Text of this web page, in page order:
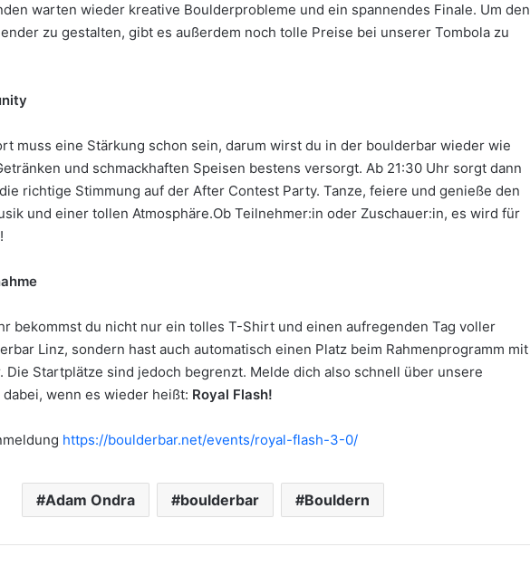
warten wieder kreative Boulderprobleme und ein spannendes Finale. Um den
zu gestalten, gibt es außerdem noch tolle Preise bei unserer Tombola zu
muss eine Stärkung schon sein, darum wirst du in der boulderbar wieder wie
und schmackhaften Speisen bestens versorgt. Ab 21:30 Uhr sorgt dann
richtige Stimmung auf der After Contest Party. Tanze, feiere und genieße den
und einer tollen Atmosphäre.Ob Teilnehmer:in oder Zuschauer:in, es wird für
bekommst du nicht nur ein tolles T-Shirt und einen aufregenden Tag voller
Linz, sondern hast auch automatisch einen Platz beim Rahmenprogramm mit
Die Startplätze sind jedoch begrenzt. Melde dich also schnell über unsere
wenn es wieder heißt: Royal Flash!
https://boulderbar.net/events/royal-flash-3-0/
Adam Ondra boulderbar Bouldern